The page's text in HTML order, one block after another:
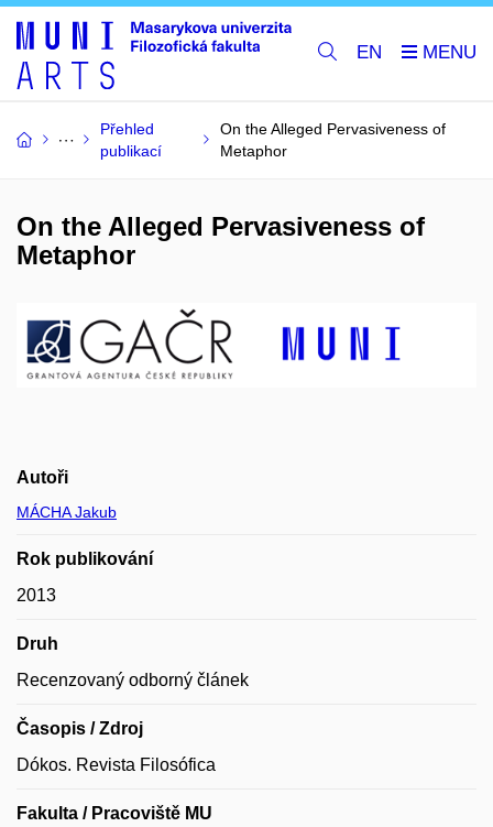
EN
Přehled
publikací
On the Alleged Pervasiveness of
Metaphor
On the Alleged Pervasiveness of
Metaphor
Autoři
MÁCHA Jakub
Rok publikování
2013
Druh
Recenzovaný odborný článek
Časopis / Zdroj
Dókos. Revista Filosófica
Fakulta / Pracoviště MU